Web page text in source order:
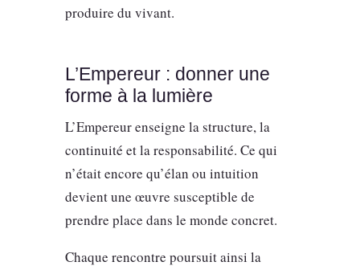
produire du vivant.
L’Empereur : donner une
forme à la lumière
L’Empereur enseigne la structure, la
continuité et la responsabilité. Ce qui
n’était encore qu’élan ou intuition
devient une œuvre susceptible de
prendre place dans le monde concret.
Chaque rencontre poursuit ainsi la